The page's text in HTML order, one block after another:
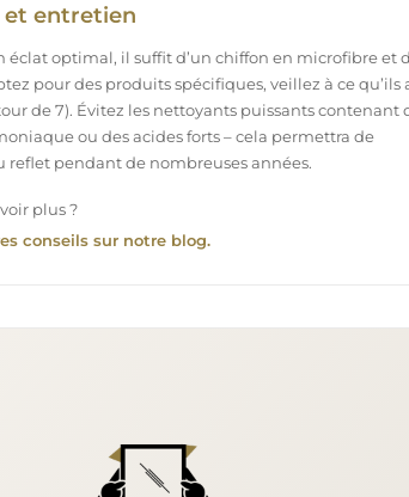
entretien
optimal, il suffit d’un chiffon en microfibre et
pour des produits spécifiques, veillez à ce qu’ils
de 7). Évitez les nettoyants puissants contenant
ou des acides forts – cela permettra de
reflet pendant de nombreuses années.
plus ?
conseils sur notre blog.